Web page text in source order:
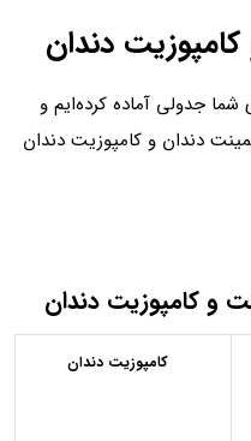
دندان
جدولی آماده کرده‌ایم و
دندان و کامپوزیت دندان
و کامپوزیت دندان
کامپوزیت دندان